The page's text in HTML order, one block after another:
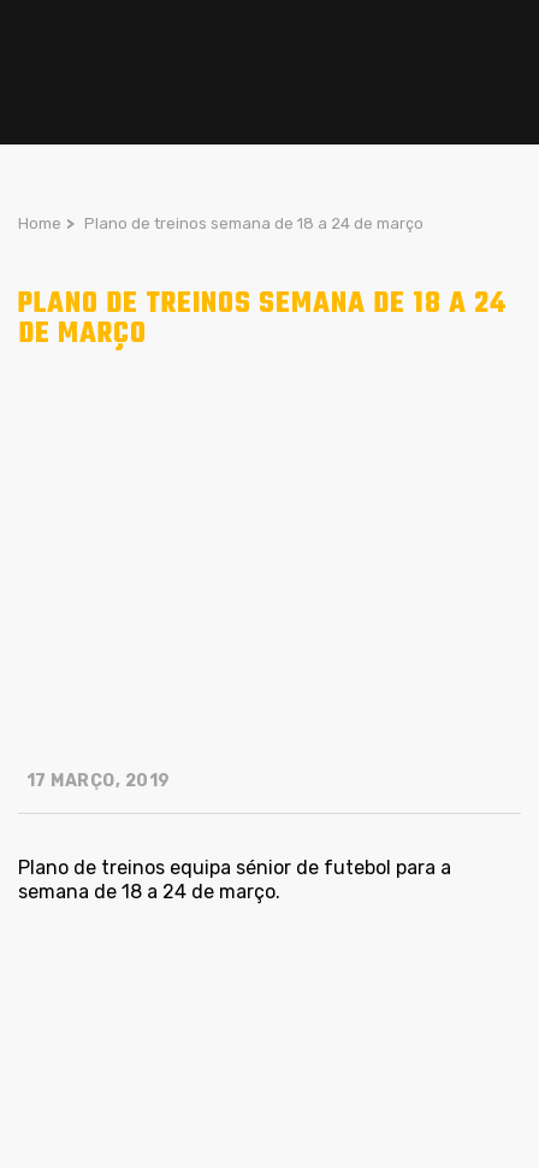
Home > Plano de treinos semana de 18 a 24 de março
PLANO DE TREINOS SEMANA DE 18 A 24
DE MARÇO
17 MARÇO, 2019
Plano de treinos equipa sénior de futebol para a
semana de 18 a 24 de março.